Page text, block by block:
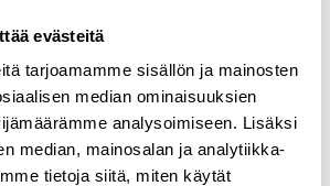
evästeitä
tarjoamamme sisällön ja mainosten
median ominaisuuksien
analysoimiseen. Lisäksi
median, mainosalan ja analytiikka-
tietoja siitä, miten käytät
ja hoidon laadun parantamisessa.
koulutuksiin ja tapahtumiin, joihin
kouluttajat ja puhujat.
Ota yhteyttä